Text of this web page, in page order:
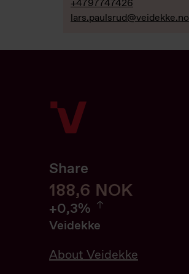
+4797747426
lars.paulsrud@veidekke.no
Share
188,6 NOK188.6
+0,3%
0.32%
Veidekke
About Veidekke